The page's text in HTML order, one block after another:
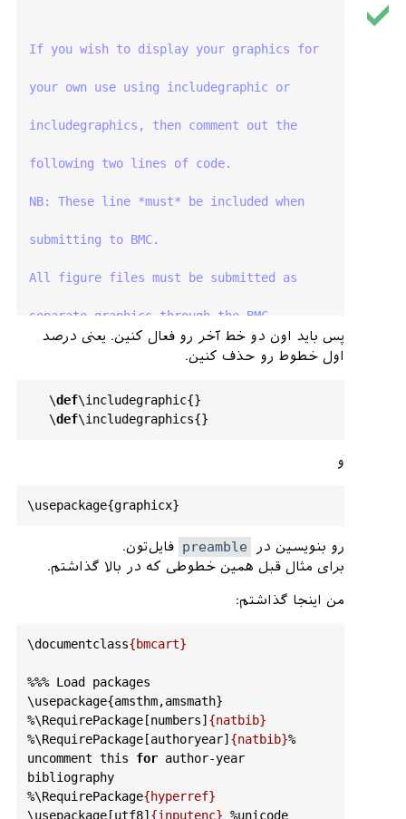
%%  If you wish to display your graphics for
%%  your own use using includegraphic or
%%  includegraphics, then comment out the
%%  following two lines of code.
%%  NB: These line *must* be included when
%%  submitting to BMC.
%%  All figure files must be submitted as
%%  separate graphics through the BMC
%%  submission process, not included in the
%%  submitted article.
includegraphics
پس باید اون دو خط آخر رو فعال کنین. یعنی درصد
اول خطوط رو حذف کنین.
   \
def\includegraphic{}
   \
def\includegraphics
و
رو بنویسین در preamble فایل‌تون.
برای مثال قبل همین خطوطی که در بالا گذاشتم.
من اینجا گذاشتم:
\documentclass{bmcart}
%%% Load packages
%\RequirePackage[numbers] {natbib}
%\RequirePackage[authoryear] {natbib}%
uncomment this for author-year
bibliography
%\RequirePackage{hyperref}
\usepackage[utf8] {inputenc} %unicode